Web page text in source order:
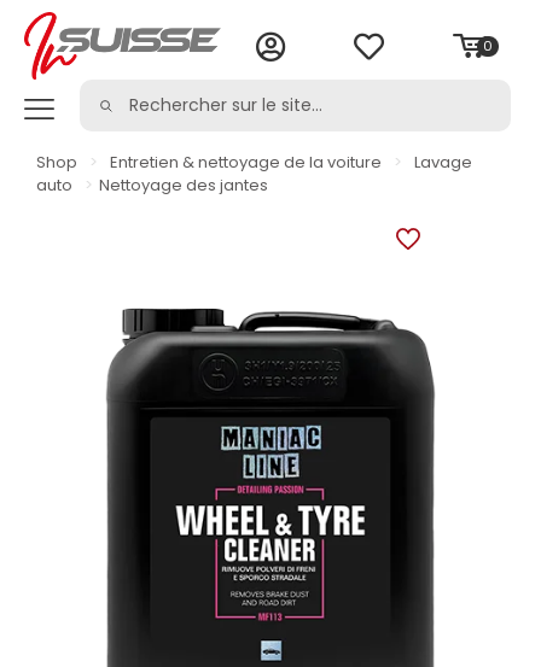
0
Shop > Entretien & nettoyage de la voiture >
Lavage
auto
> Nettoyage des jantes